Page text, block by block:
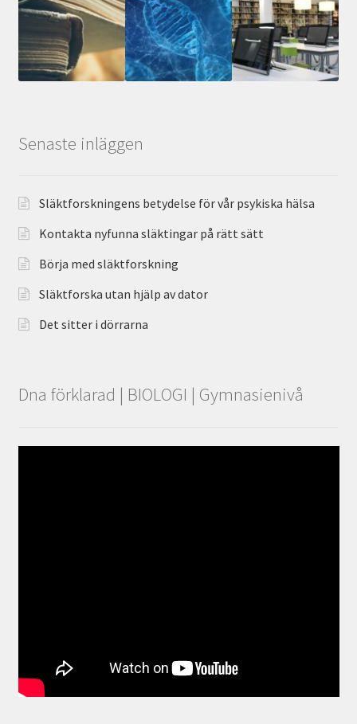
Senaste inläggen
Släktforskningens betydelse för vår psykiska hälsa
Kontakta nyfunna släktingar på rätt sätt
Börja med släktforskning
Släktforska utan hjälp av dator
Det sitter i dörrarna
Dna förklarad | BIOLOGI | Gymnasienivå